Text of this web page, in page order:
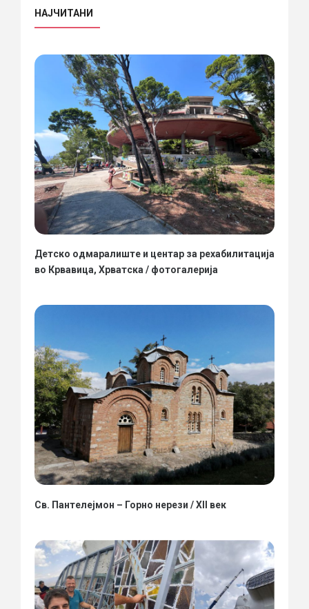
НАЈЧИТАНИ
Детско одмаралиште и центар за рехабилитација
во Крвавица, Хрватска / фотогалерија
Св. Пантелејмон – Горно нерези / XII век